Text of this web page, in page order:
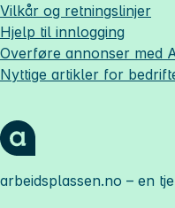
Vilkår og retningslinjer
Hjelp til innlogging
Overføre annonser med
Nyttige artikler for
arbeidsplassen.no – en